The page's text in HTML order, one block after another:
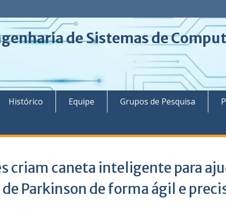
de Sistemas de
Histórico Equipe Grupos de Pesquisa
criam caneta inteligente para
Parkinson de forma ágil e